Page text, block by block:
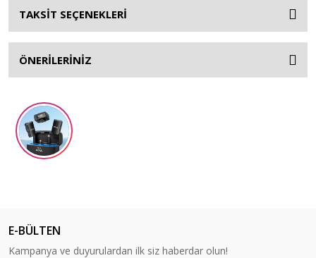
TAKSİT SEÇENEKLERİ
ÖNERİLERİNİZ
E-BÜLTEN
Kampanya ve duyurulardan ilk siz haberdar olun!